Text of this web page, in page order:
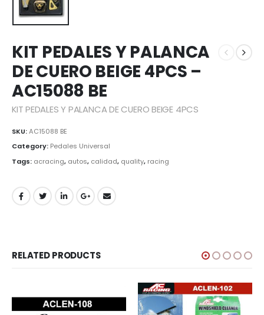
KIT PEDALES Y PALANCA
DE CUERO BEIGE 4PCS –
AC15088 BE
KIT PEDALES Y PALANCA DE CUERO BEIGE 4PCS
SKU:AC15088 BE
Category: Pedales Universal
Tags: acracing, autos, calidad, quality, racing
RELATED PRODUCTS